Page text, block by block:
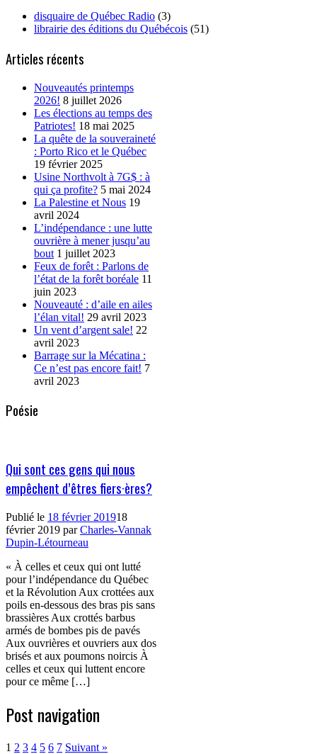
disquaire de Québec Radio (3)
librairie des éditions du Québécois (51)
Articles récents
Nouveautés printemps
2026! 8 juillet 2026
Les élections au temps des
Patriotes! 18 mai 2025
La quête de la souveraineté
: Porto Rico et le Québec
19 février 2025
Usine Northvolt à 7G$ : à
qui ça profite? 5 mai 2024
La Palestine et Nous 19
avril 2024
L’indépendance : une lutte
ouvrière à mener jusqu’au
bout 1 juillet 2023
Feux de forêt : Parlons de
l’état de la forêt boréale 11
juin 2023
Nouveauté : d’aile en ailes
l’élan vital! 29 avril 2023
Un vent d’argent sale! 22
avril 2023
Barrage sur la Mécatina :
Ce n’est pas encore fait! 7
avril 2023
Poésie
Qui sont ces gens qui nous
empêchent d’êtres fiers·ères?
Publié le 18 février 201918
février 2019 parCharles-Vannak
Dupin-Létourneau
« À celles et ceux qui ont lutté
pour l’indépendance du Québec
et la Révolution Aux crottées aux
poils en-dessous des bras pis sans
brassières Aux crottés barbus
armés de bombes pis de pavés
Aux ouvrières et ouvriers aux dos
brisés et aux poumons noircis À
celles et ceux qui luttent encore
pour ce même […]
Post navigation
1 2 3 4 5 6 7 Suivant »